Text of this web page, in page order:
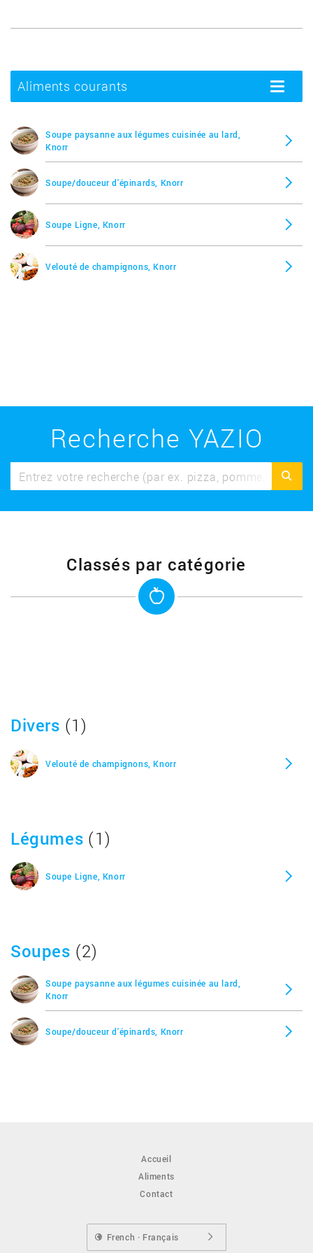
Aliments courants
Toggle
Soupe paysanne aux légumes cuisinée au lard,
Knorr
Soupe/douceur d'épinards, Knorr
Soupe Ligne, Knorr
Velouté de champignons, Knorr
Recherche YAZIO
Classés par catégorie
Divers (1)
Velouté de champignons, Knorr
Légumes (1)
Soupe Ligne, Knorr
Soupes (2)
Soupe paysanne aux légumes cuisinée au lard,
Knorr
Soupe/douceur d'épinards, Knorr
Accueil
Aliments
Contact
French · Français